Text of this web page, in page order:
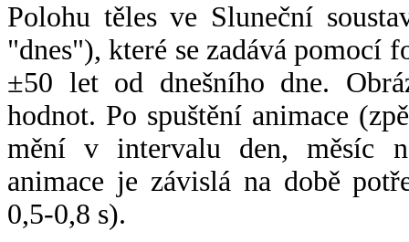
Polohu těles ve Sluneční
"dnes"), které se zadává pomocí
±50 let od dnešního dne.
hodnot. Po spuštění animace
mění v intervalu den, měsíc
animace je závislá na době
0,5-0,8 s).